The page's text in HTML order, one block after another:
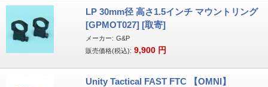
LP 30mm径 高さ1.5インチ マウントリング
[GPMOT027] [取寄]
メーカー: G&P
販売価格(税込): 9,900 円
Unity Tactical FAST FTC 【OMNI】